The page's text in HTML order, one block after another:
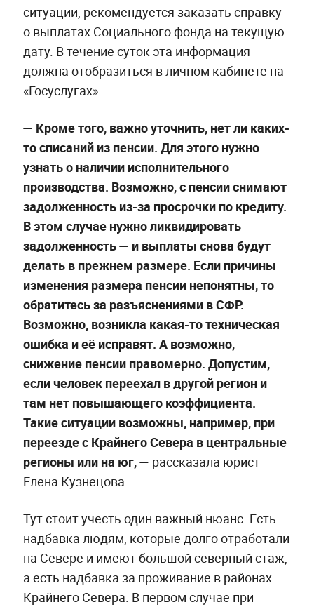
ситуации, рекомендуется заказать справку
о выплатах Социального фонда на текущую
дату. В течение суток эта информация
должна отобразиться в личном кабинете на
«Госуслугах».
— Кроме того, важно уточнить, нет ли каких-
то списаний из пенсии. Для этого нужно
узнать о наличии исполнительного
производства. Возможно, с пенсии снимают
задолженность из-за просрочки по кредиту.
В этом случае нужно ликвидировать
задолженность — и выплаты снова будут
делать в прежнем размере. Если причины
изменения размера пенсии непонятны, то
обратитесь за разъяснениями в СФР.
Возможно, возникла какая-то техническая
ошибка и её исправят. А возможно,
снижение пенсии правомерно. Допустим,
если человек переехал в другой регион и
там нет повышающего коэффициента.
Такие ситуации возможны, например, при
переезде с Крайнего Севера в центральные
регионы или на юг, — рассказала юрист
Елена Кузнецова.
Тут стоит учесть один важный нюанс. Есть
надбавка людям, которые долго отработали
на Севере и имеют большой северный стаж,
а есть надбавка за проживание в районах
Крайнего Севера. В первом случае при